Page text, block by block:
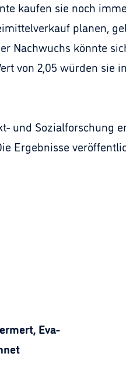
kaufen sie noch
planen,
Nachwuchs könnte
von 2,05 würden sie
und Sozialforschung
Ergebnisse
Eva-